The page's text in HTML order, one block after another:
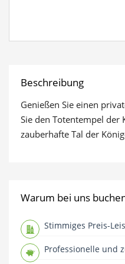
Beschreibung
Genießen Sie einen
Sie den Totentempel der
zauberhafte Tal der
Warum bei uns
Stimmiges Preis-
Professionelle und